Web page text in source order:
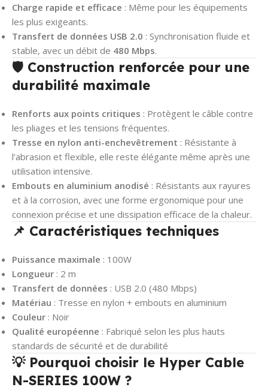
Charge rapide et efficace : Même pour les équipements
les plus exigeants.
Transfert de données USB 2.0 : Synchronisation fluide et
stable, avec un débit de 480 Mbps.
🛡️ Construction renforcée pour une
durabilité maximale
Renforts aux points critiques : Protègent le câble contre
les pliages et les tensions fréquentes.
Tresse en nylon anti-enchevêtrement : Résistante à
l’abrasion et flexible, elle reste élégante même après une
utilisation intensive.
Embouts en aluminium anodisé : Résistants aux rayures
et à la corrosion, avec une forme ergonomique pour une
connexion précise et une dissipation efficace de la chaleur.
📌 Caractéristiques techniques
Puissance maximale : 100W
Longueur : 2 m
Transfert de données : USB 2.0 (480 Mbps)
Matériau : Tresse en nylon + embouts en aluminium
Couleur : Noir
Qualité européenne : Fabriqué selon les plus hauts
standards de sécurité et de durabilité
💡 Pourquoi choisir le Hyper Cable
N-SERIES 100W ?